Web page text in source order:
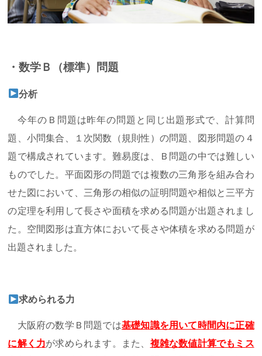
・数学Ｂ（標準）問題
分析
今年のＢ問題は昨年の問題と同じ出題形式で、計算問
題、小問集合、１次関数（規則性）の問題、図形問題の４
題で構成されています。難易度は、Ｂ問題の中では難しい
ものでした。平面図形の問題では複数の三角形を組み合わ
せた図において、三角形の相似の証明問題や相似と三平方
の定理を利用して長さや面積を求める問題が出題されまし
た。空間図形は直方体において長さや体積を求める問題が
出題されました。
求められる力
大阪府の数学Ｂ問題では基礎知識を用いて時間内に正確
に解く力が求められます。また、 複雑な数値計算でもミス